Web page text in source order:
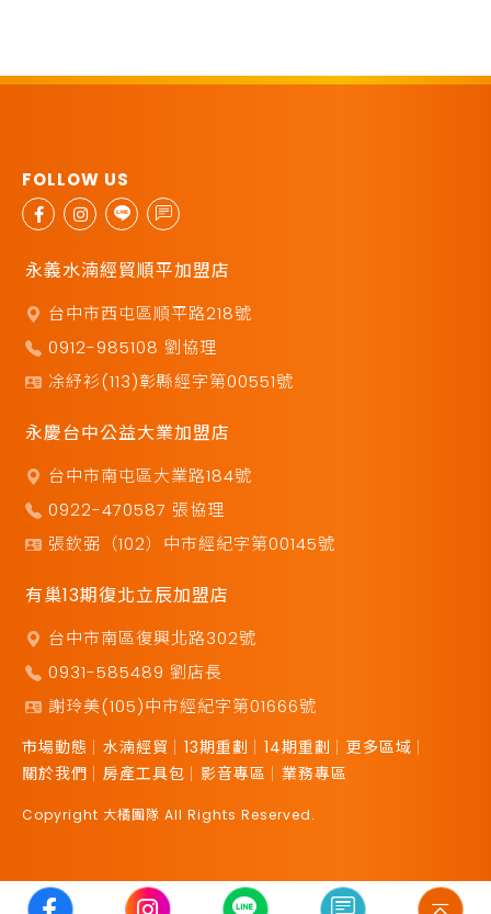
永義水湳經貿順平加盟店
台中市西屯區順平路218號
0912-985108 劉協理
凃紓衫(113)彰縣經字第00551號
永慶台中公益大業加盟店
台中市南屯區大業路184號
0922-470587 張協理
張欽弼（102）中市經紀字第00145號
有巢13期復北立辰加盟店
台中市南區復興北路302號
0931-585489 劉店長
謝玲美(105)中市經紀字第01666號
市場動態 水湳經貿 13期重劃 14期重劃
更多區域
關於我們
房產工具包 影音專區 業務專區
Copyright 大橘團隊 All Rights Reserved.